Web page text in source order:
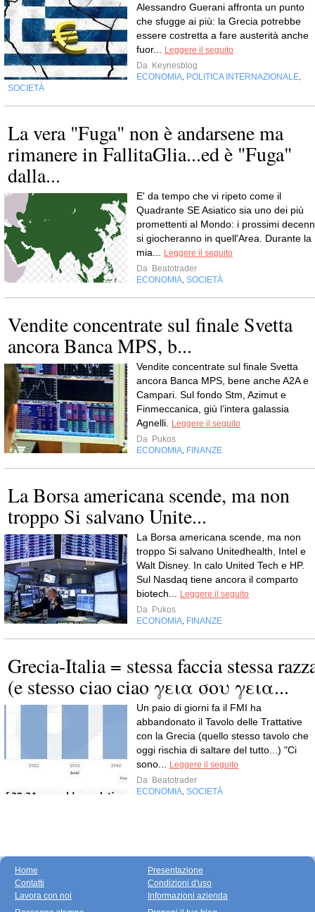
Alessandro Guerani affronta un punto
che sfugge ai più: la Grecia potrebbe
essere costretta a fare austerità anche
fuor...
Leggere il seguito
Da Keynesblog
ECONOMIA POLITICA INTERNAZIONALE
SOCIETÀ
La vera "Fuga" non è andarsene ma
rimanere in FallitaGlia...ed è "Fuga"
dalla...
E' da tempo che vi ripeto come il
Quadrante SE Asiatico sia uno dei più
promettenti al Mondo: i prossimi
si giocheranno in quell'Area. Durante la
mia...
Leggere il seguito
Da Beatotrader
ECONOMIA SOCIETÀ
Vendite concentrate sul finale Svetta
ancora Banca MPS, b...
Vendite concentrate sul finale Svetta
ancora Banca MPS, bene anche A2A e
Campari. Sul fondo Stm, Azimut e
Finmeccanica, giù l’intera galassia
Agnelli.
Leggere il seguito
Da Pukos
ECONOMIA FINANZE
La Borsa americana scende, ma non
troppo Si salvano Unite...
La Borsa americana scende, ma non
troppo Si salvano Unitedhealth, Intel e
Walt Disney. In calo United Tech e HP.
Sul Nasdaq tiene ancora il comparto
biotech...
Leggere il seguito
Da Pukos
ECONOMIA FINANZE
Grecia-Italia = stessa faccia stessa
(e stesso ciao ciao γεια σου γεια...
Un paio di giorni fa il FMI ha
abbandonato il Tavolo delle Trattative
con la Grecia (quello stesso tavolo che
oggi rischia di saltare del tutto...) "Ci
sono...
Leggere il seguito
Da Beatotrader
ECONOMIA SOCIETÀ
Home
Contatti
Lavora con noi
Presentazione
Condizioni d'uso
Informazioni azienda